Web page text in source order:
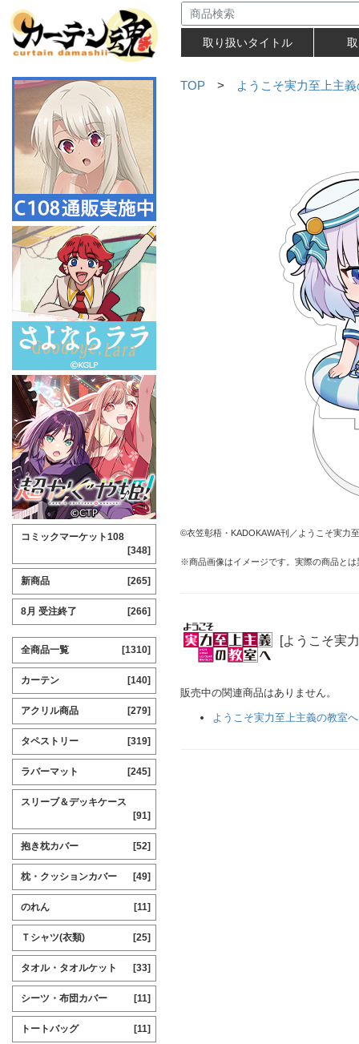
取り扱いタイトル
TOP > ようこそ実力至上主
©衣笠彰梧・KADOKAWA刊／ようこそ実力
※商品画像はイメージです。実際の商品と
[ようこそ実
販売中の関連商品はありません。
ようこそ実力至上主義の教室へ
コミックマーケット108
[348]
新商品 [265]
8月 受注終了 [266]
全商品一覧 [1310]
カーテン [140]
アクリル商品 [279]
タペストリー [319]
ラバーマット [245]
スリーブ＆デッキケース
[91]
抱き枕カバー [52]
枕・クッションカバー [49]
のれん [11]
Ｔシャツ(衣類) [25]
タオル・タオルケット [33]
シーツ・布団カバー [11]
トートバッグ [11]